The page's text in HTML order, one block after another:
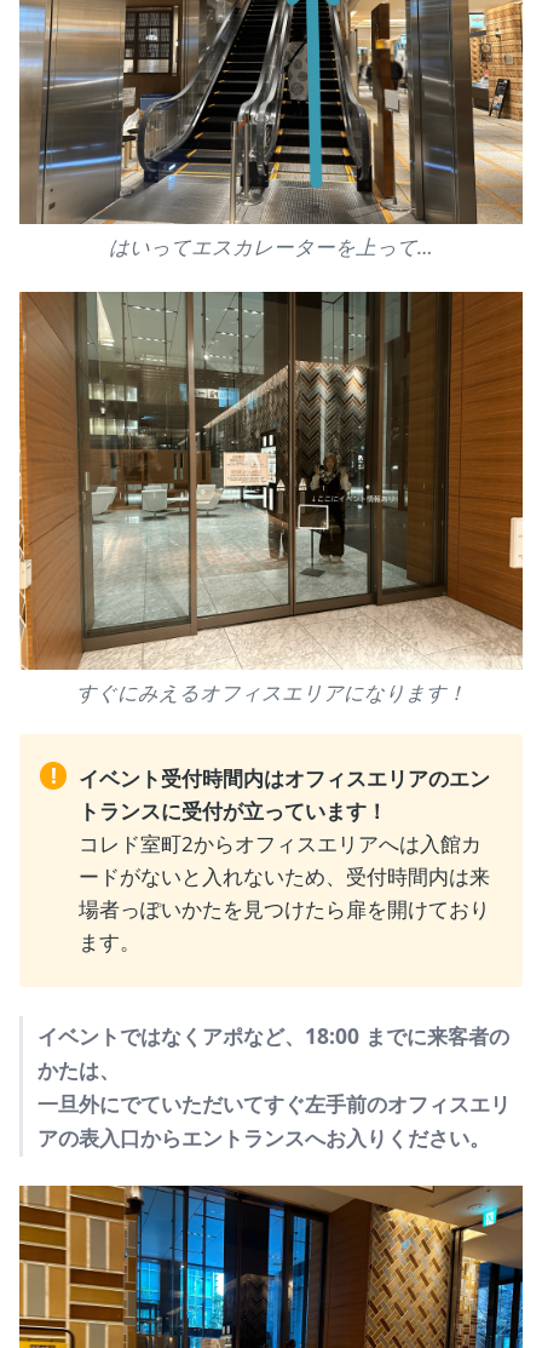
はいってエスカレーターを上って…
すぐにみえるオフィスエリアになります！
!
イベント受付時間内はオフィスエリアのエン
トランスに受付が立っています！
コレド室町2からオフィスエリアへは入館カ
ードがないと入れないため、受付時間内は来
場者っぽいかたを見つけたら扉を開けており
ます。
イベントではなくアポなど、18:00 までに来客者の
かたは、
一旦外にでていただいてすぐ左手前のオフィスエリ
アの表入口からエントランスへお入りください。